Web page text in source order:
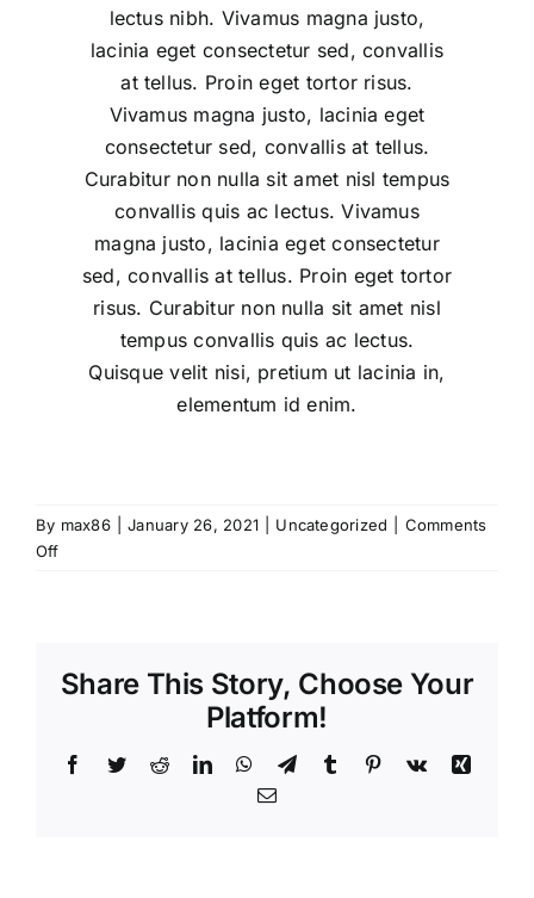
lectus nibh. Vivamus magna justo,
lacinia eget consectetur sed, convallis
at tellus. Proin eget tortor risus.
Vivamus magna justo, lacinia eget
consectetur sed, convallis at tellus.
Curabitur non nulla sit amet nisl tempus
convallis quis ac lectus. Vivamus
magna justo, lacinia eget consectetur
sed, convallis at tellus. Proin eget tortor
risus. Curabitur non nulla sit amet nisl
tempus convallis quis ac lectus.
Quisque velit nisi, pretium ut lacinia in,
elementum id enim.
By max86 January 26, 2021 Uncategorized
Comments
Offon
Share This Story, Choose Your
Platform!
Facebook
TwitterRedditLinkedInWhatsApp
TelegramTumblr Pinterest
Vk
Xing
Email